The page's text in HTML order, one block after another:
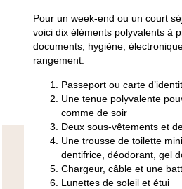
Pour un week-end ou un court
voici dix éléments polyvalents à
documents, hygiène,
rangement.
Passeport ou carte
Une tenue polyvalente
comme de soir
Deux sous-vêtements et
Une trousse de toilette
dentifrice, déodorant, gel
Chargeur, câble et une
Lunettes de soleil et étui